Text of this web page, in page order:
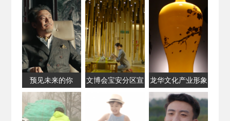
预见未来的你
文博会宝安分区宣
传片
龙华文化产业形象
片